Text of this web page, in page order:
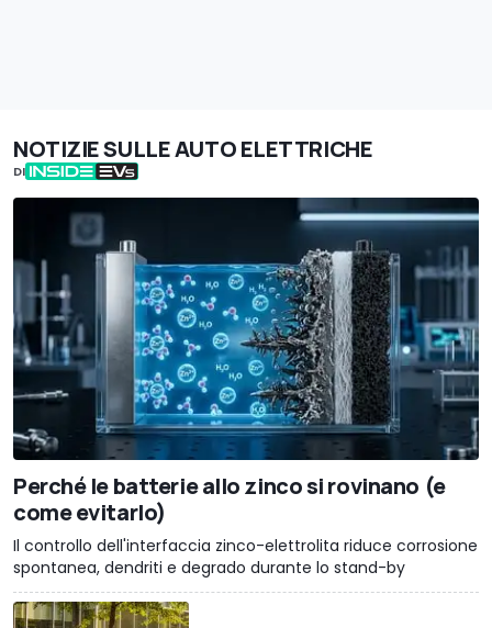
NOTIZIE SULLE AUTO ELETTRICHE
DI
Perché le batterie allo zinco si rovinano (e
come evitarlo)
Il controllo dell'interfaccia zinco-elettrolita riduce corrosione
spontanea, dendriti e degrado durante lo stand-by